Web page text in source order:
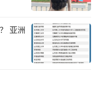
亚洲